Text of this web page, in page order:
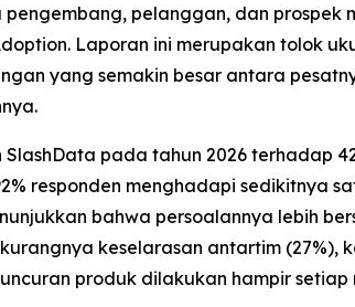
pelanggan, dan
. Laporan ini merupakan tolok
yang semakin besar antara
pada tahun 2026 terhadap
responden menghadapi sedikitnya
bahwa persoalannya lebih
keselarasan antartim (27%),
produk dilakukan hampir setiap